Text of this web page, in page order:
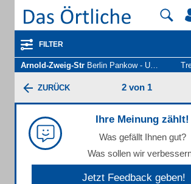
FILTER
Arnold-Zweig-Str Berlin Pankow - Unternehmen und Personen
ZURÜCK 2 von 1
Ihre Meinung zählt!
Was gefällt Ihnen gut?
Was sollen wir
Jetzt Feedback geben!